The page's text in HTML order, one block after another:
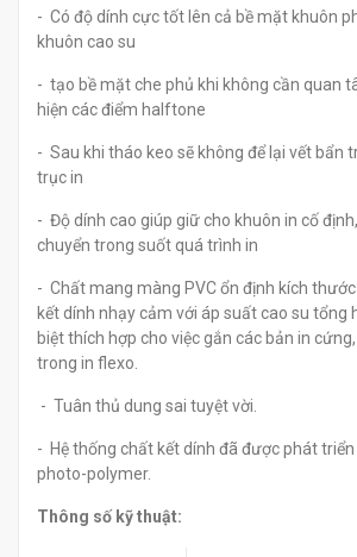
- Có độ dính cực tốt lên cả bề mặt khuôn
khuôn cao su
- tạo bề mặt che phủ khi không cần quan
hiện các điểm halftone
- Sau khi tháo keo sẽ không để lại vết bẩn
trục in
- Độ dính cao giúp giữ cho khuôn in cố
chuyển trong suốt quá trình in
- Chất mang màng PVC ổn định kích
kết dính nhạy cảm với áp suất cao su tổng
biệt thích hợp cho việc gắn các bản in
trong in flexo.
- Tuân thủ dung sai tuyệt vời.
- Hệ thống chất kết dính đã được phát
photo-polymer.
Thông số kỹ thuật: